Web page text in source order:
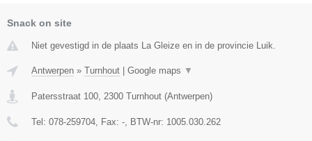
Snack on site
Niet gevestigd in de plaats La Gleize en in de provincie Luik.
Antwerpen » Turnhout | Google maps ▼
Patersstraat 100 2300 Turnhout (Antwerpen)
Tel: 078-259704 , Fax: - , BTW-nr: 1005.030.262